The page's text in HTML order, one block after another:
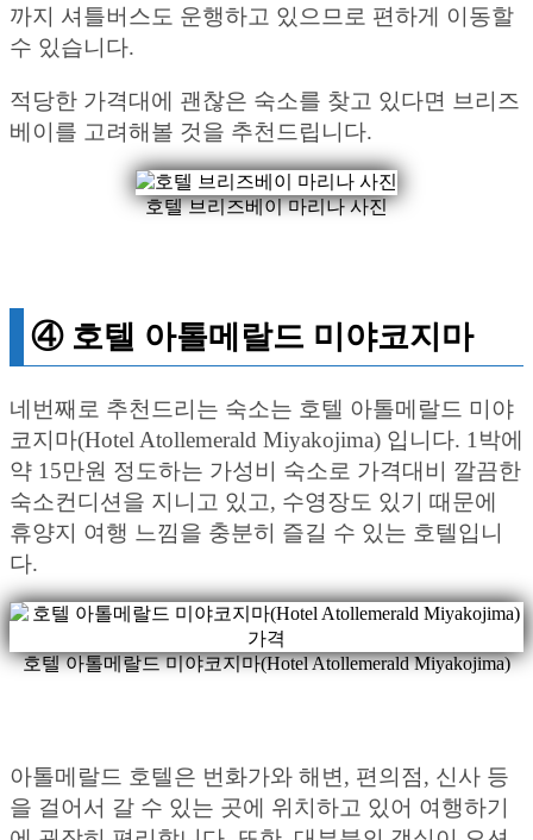
까지 셔틀버스도 운행하고 있으므로 편하게 이동할
수 있습니다.
적당한 가격대에 괜찮은 숙소를 찾고 있다면 브리즈
베이를 고려해볼 것을 추천드립니다.
호텔 브리즈베이 마리나 사진
④ 호텔 아톨메랄드 미야코지마
네번째로 추천드리는 숙소는 호텔 아톨메랄드 미야
코지마(Hotel Atollemerald Miyakojima) 입니다. 1박에
약 15만원 정도하는 가성비 숙소로 가격대비 깔끔한
숙소컨디션을 지니고 있고, 수영장도 있기 때문에
휴양지 여행 느낌을 충분히 즐길 수 있는 호텔입니
다.
호텔 아톨메랄드 미야코지마(Hotel Atollemerald Miyakojima)
아톨메랄드 호텔은 번화가와 해변, 편의점, 신사 등
을 걸어서 갈 수 있는 곳에 위치하고 있어 여행하기